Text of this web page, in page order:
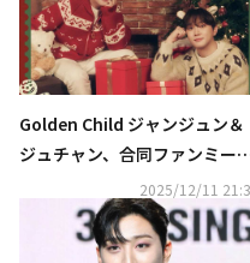
Golden Child ジャンジュン＆
ジュチャン、合同ファンミー
ィングを12月20日ソウルで開
2025/12/11